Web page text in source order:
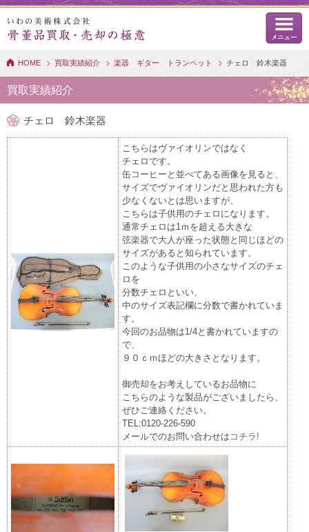
HOME 買取実績紹介 楽器 ギター トランペット チェロ 鈴木楽器
買取実績紹介
チェロ 鈴木楽器
こちらはヴァイオリンではなく
チェロです。
缶コーヒーと並べてある画像を見ると、
サイズでヴァイオリンだと思われた方も
少なくないとは思いますが、
こちらは子供用のチェロになります。
通常チェロは1ｍを超える大きな
弦楽器で大人が座った状態と同じほどの
サイズがあると知られています。
このような子供用の小さなサイズのチェ
ロを
分数チェロといい、
中のサイズ表記欄に分数で書かれていま
す。
今回のお品物は1/4と書かれていますの
で、
９０ｃｍほどの大きさとなります。
御売却をお考えしているお品物に
こちらのような製品がございましたら、
ぜひご連絡ください。
TEL:0120-226-590
メールでのお問い合わせは コチラ!